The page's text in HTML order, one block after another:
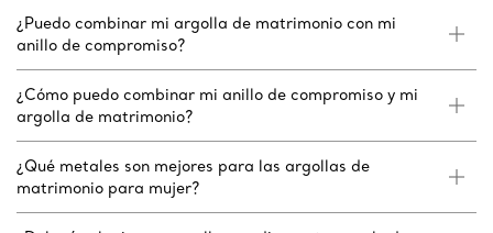
¿Puedo combinar mi argolla de matrimonio con mi
anillo de compromiso?
¿Cómo puedo combinar mi anillo de compromiso y mi
argolla de matrimonio?
¿Qué metales son mejores para las argollas de
matrimonio para mujer?